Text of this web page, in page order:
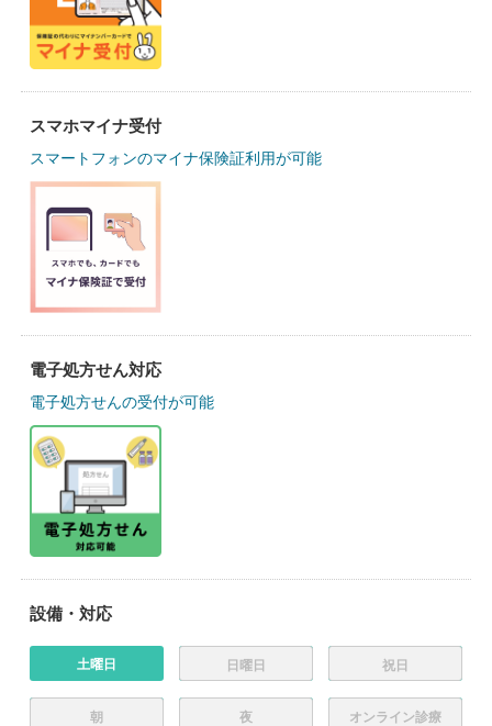
スマホマイナ受付
スマートフォンのマイナ保険証利用が可能
電子処方せん対応
電子処方せんの受付が可能
設備・対応
土曜日 日曜日 祝日
朝 夜 オンライン診療